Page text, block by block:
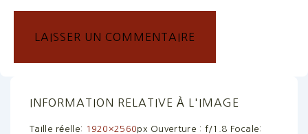
INFORMATION RELATIVE À L'IMAGE
Taille réelle: 1920×2560px Ouverture : f/1.8 Focale: